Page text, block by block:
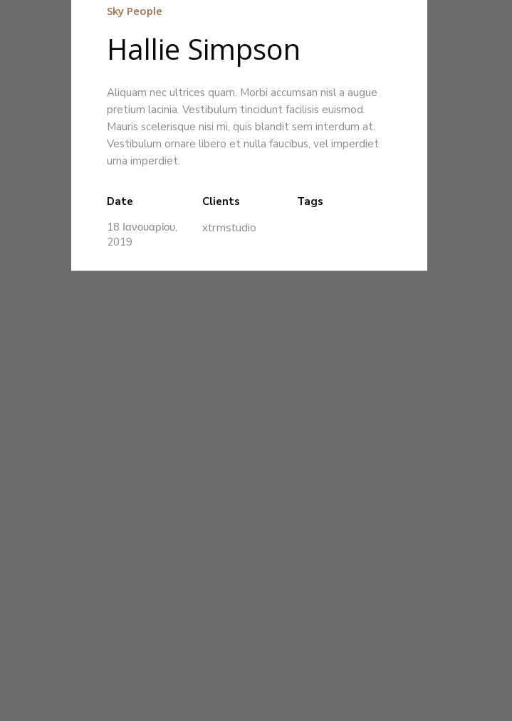
Sky People
Hallie Simpson
Aliquam nec ultrices quam. Morbi accumsan nisl a augue
pretium lacinia. Vestibulum tincidunt facilisis euismod.
Mauris scelerisque nisi mi, quis blandit sem interdum at.
Vestibulum ornare libero et nulla faucibus, vel imperdiet
urna imperdiet.
Date
18 Ιανουαρίου,
2019
Clients
xtrmstudio
Tags